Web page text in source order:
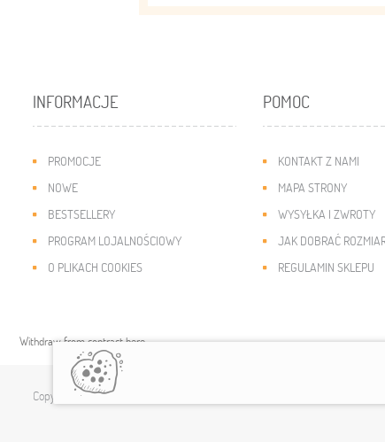
INFORMACJE
PROMOCJE
NOWE
BESTSELLERY
PROGRAM LOJALNOŚCIOWY
O PLIKACH COOKIES
POMOC
KONTAKT Z NAMI
MAPA STRONY
WYSYŁKA I ZWROTY
JAK DOBRAĆ
REGULAMIN SKLEPU
Withdraw from contract here
Copyright © 2019